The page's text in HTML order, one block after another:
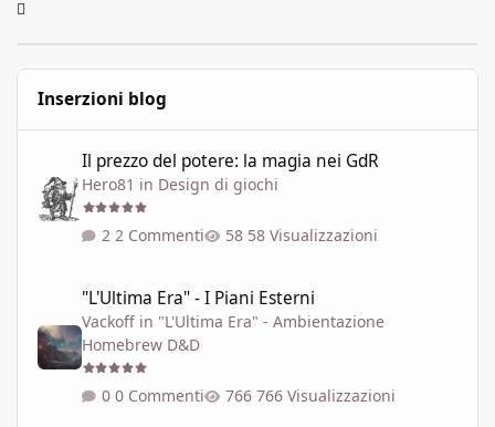
Inserzioni blog
Il prezzo del potere: la magia nei GdR
Hero81 in Design di giochi
2 Commenti 58 Visualizzazioni
"L'Ultima Era" - I Piani Esterni
Vackoff in "L'Ultima Era" - Ambientazione
Homebrew D&D
0 Commenti 766 Visualizzazioni